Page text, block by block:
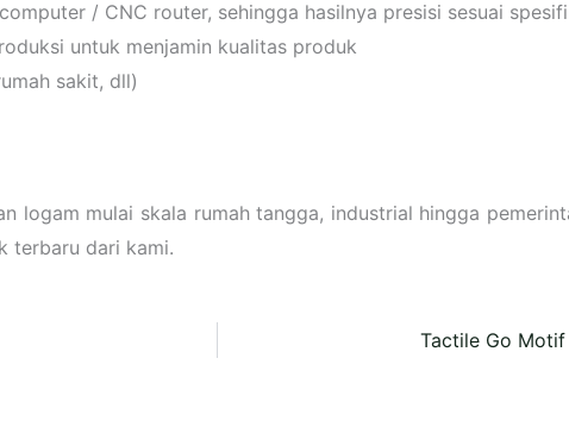
/ CNC router, sehingga hasilnya presisi sesuai
untuk menjamin kualitas produk
sakit, dll)
logam mulai skala rumah tangga, industrial hingga
terbaru dari kami.
Tactile Go